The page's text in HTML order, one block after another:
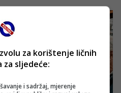
za korištenje ličnih
za sljedeće:
i sadržaj, mjerenje